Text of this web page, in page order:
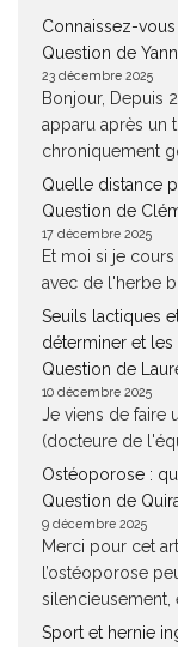
Connaissez-
Question de Yann
23 décembre 2025
Bonjour, Depuis
apparu après un
chroniquement
Quelle distance
Question de
17 décembre 2025
Et moi si je
avec de l'herbe
Seuils lactiques
déterminer et les
Question de
10 décembre 2025
Je viens de faire
(docteure de
Ostéoporose :
Question de
9 décembre 2025
Merci pour cet
l’ostéoporose
silencieusement,
Sport et hernie